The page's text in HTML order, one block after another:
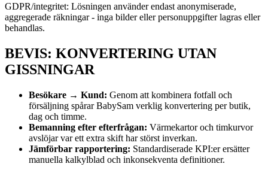
GDPR/integritet: Lösningen använder endast anonymiserade,
aggregerade räkningar - inga bilder eller personuppgifter lagras eller
behandlas.
BEVIS: KONVERTERING UTAN
GISSNINGAR
Besökare → Kund: Genom att kombinera fotfall och
försäljning spårar BabySam verklig konvertering per butik,
dag och timme.
Bemanning efter efterfrågan: Värmekartor och timkurvor
avslöjar var ett extra skift har störst inverkan.
Jämförbar rapportering: Standardiserade KPI:er ersätter
manuella kalkylblad och inkonsekventa definitioner.